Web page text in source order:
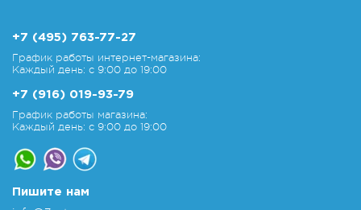
+7 (495) 763-77-27
График работы интернет-магазина:
Каждый день: с 9:00 до 19:00
+7 (916) 019-93-79
График работы магазина:
Каждый день: с 9:00 до 19:00
Пишите нам